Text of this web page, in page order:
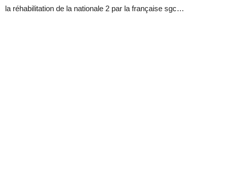
la réhabilitation de la nationale 2 par la française sgc…